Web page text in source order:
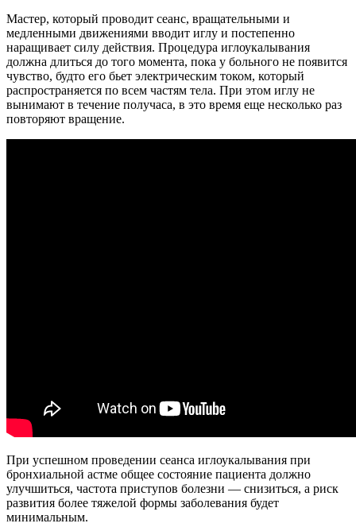
Мастер, который проводит сеанс, вращательными и
медленными движениями вводит иглу и постепенно
наращивает силу действия. Процедура иглоукалывания
должна длиться до того момента, пока у больного не появится
чувство, будто его бьет электрическим током, который
распространяется по всем частям тела. При этом иглу не
вынимают в течение получаса, в это время еще несколько раз
повторяют вращение.
При успешном проведении сеанса иглоукалывания при
бронхиальной астме общее состояние пациента должно
улучшиться, частота приступов болезни — снизиться, а риск
развития более тяжелой формы заболевания будет
минимальным.